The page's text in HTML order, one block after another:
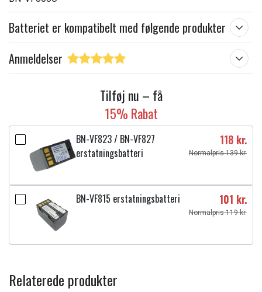
Batteriet er kompatibelt med følgende produkter
Anmeldelser
Tilføj nu – få
15% Rabat
BN-VF823 / BN-VF827
erstatningsbatteri
118 kr.
Normalpris 139 kr.
BN-VF815 erstatningsbatteri 101 kr.
Normalpris 119 kr.
Relaterede produkter